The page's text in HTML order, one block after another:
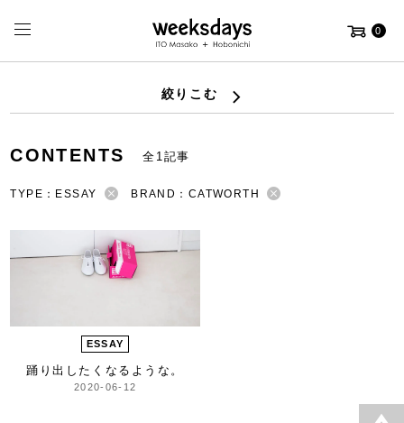
0
絞りこむ
CONTENTS 全1記事
TYPE：ESSAY BRAND：CATWORTH
ESSAY
踊り出したくなるような。
2020-06-12